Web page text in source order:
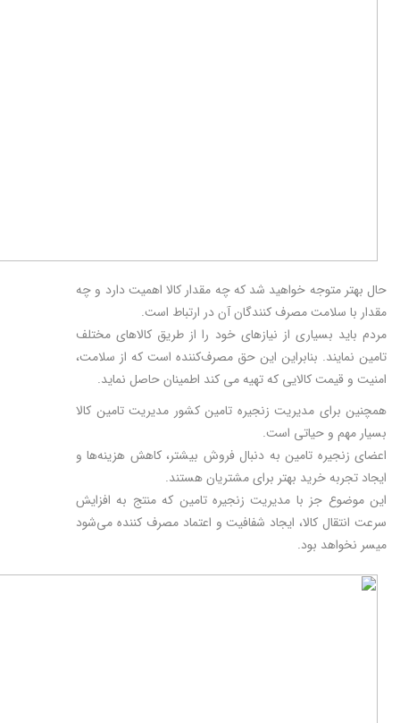
حال بهتر متوجه خواهید شد که چه مقدار کالا اهمیت دارد و چه
مقدار با سلامت مصرف کنندگان آن در ارتباط است.
مردم باید بسیاری از نیاز‌های خود را از طریق کالاهای مختلف
تامین نمایند. بنابراین این حق مصرف‌کننده است که از سلامت،
امنیت و قیمت کالایی که تهیه می کند اطمینان حاصل نماید.
همچنین برای مدیریت زنجیره تامین کشور مدیریت تامین کالا
بسیار مهم و حیاتی است.
اعضای زنجیره تامین به دنبال فروش بیشتر، کاهش هزینه‌ها و
ایجاد تجربه خرید بهتر برای مشتریان هستند.
این موضوع جز با مدیریت زنجیره تامین که منتج به افزایش
سرعت انتقال کالا، ایجاد شفافیت و اعتماد مصرف کننده می‌شود
میسر نخواهد بود.